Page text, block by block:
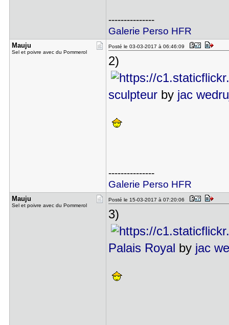
---------------
Galerie Perso HFR
Mauju
Sel et poivre avec du Pommerol
Posté le 03-03-2017 à 06:46:09
2)
sculpteurby jac
---------------
Galerie Perso HFR
Mauju
Sel et poivre avec du Pommerol
Posté le 15-03-2017 à 07:20:06
3)
Palais Royal by jac